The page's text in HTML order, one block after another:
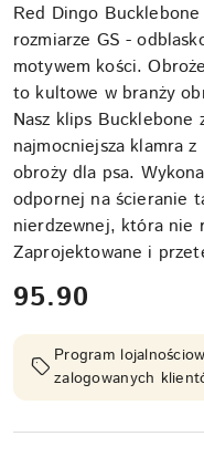
Red Dingo
rozmiarze GS -
motywem kości.
to kultowe w branży
Nasz klips Bucklebone
najmocniejsza klamra
obroży dla psa.
odpornej na ścieranie
nierdzewnej, która nie
Zaprojektowane i
cena:
95.90
Program
zalogowanych